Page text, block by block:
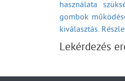
A távközlési
(2002-2009)
A távközlési
szerződéssel
A távközlési
A távközlési
használata
gombok
kiválasztás.
Lekérdezés